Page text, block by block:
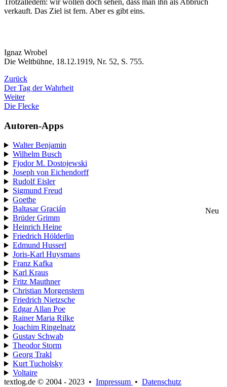
verkauft. Das Ziel ist fern. Aber es gibt eins.
Ignaz Wrobel
Die Weltbühne, 18.12.1919, Nr. 52, S. 755.
Zurück
Der Tag der Wahrheit
Weiter
Die Flecke
Autoren-Apps
Walter Benjamin
Wilhelm Busch
Fjodor M. Dostojewski
Joseph von Eichendorff
Rudolf Eisler
Sigmund Freud
Goethe
Baltasar Gracián
Neu
Brüder Grimm
Heinrich Heine
Friedrich Hölderlin
Edmund Husserl
Joris-Karl Huysmans
Franz Kafka
Karl Kraus
Fritz Mauthner
Christian Morgenstern
Friedrich Nietzsche
Edgar Allan Poe
Rainer Maria Rilke
Joachim Ringelnatz
Gustav Schwab
Theodor Storm
Georg Trakl
Kurt Tucholsky
Voltaire
textlog.de © 2004 - 2023 • Impressum • Datenschutz